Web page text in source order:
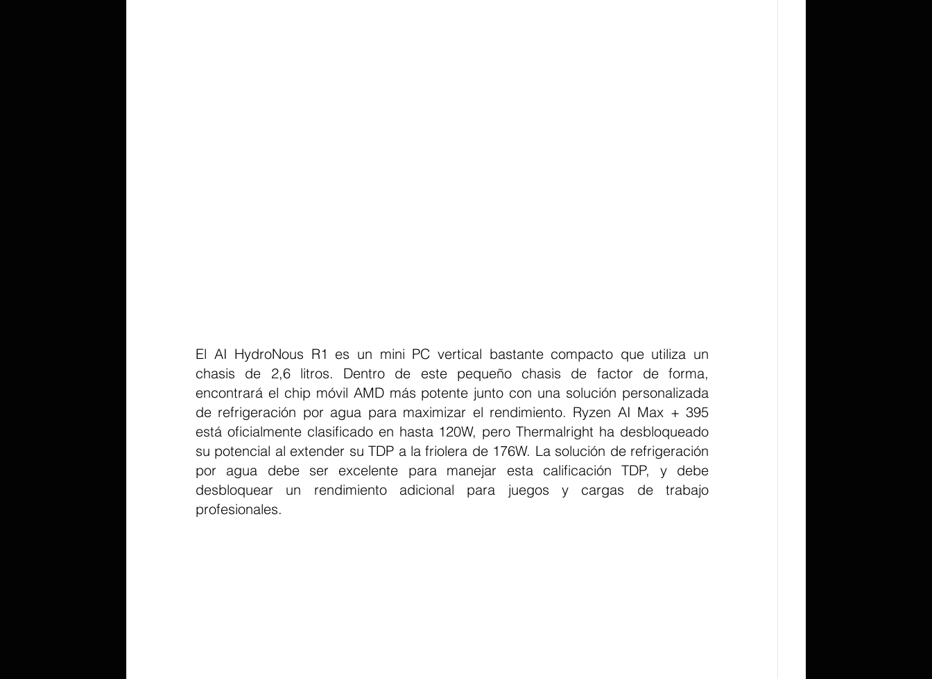
El AI HydroNous R1 es un mini PC vertical bastante compacto que utiliza un
chasis de 2,6 litros. Dentro de este pequeño chasis de factor de forma,
encontrará el chip móvil AMD más potente junto con una solución personalizada
de refrigeración por agua para maximizar el rendimiento. Ryzen AI Max + 395
está oficialmente clasificado en hasta 120W, pero Thermalright ha desbloqueado
su potencial al extender su TDP a la friolera de 176W. La solución de refrigeración
por agua debe ser excelente para manejar esta calificación TDP, y debe
desbloquear un rendimiento adicional para juegos y cargas de trabajo
profesionales.